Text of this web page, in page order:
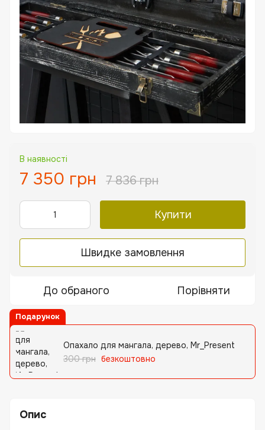
В наявності
7 350 грн 7 836 грн
Купити
Швидке замовлення
До обраного Порівняти
Подарунок
Опахало для мангала, дерево, Mr_Present
300 грн безкоштовно
Опис